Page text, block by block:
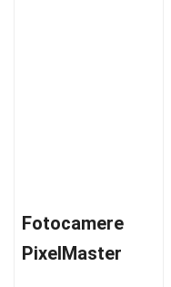
Fotocamere
PixelMaster